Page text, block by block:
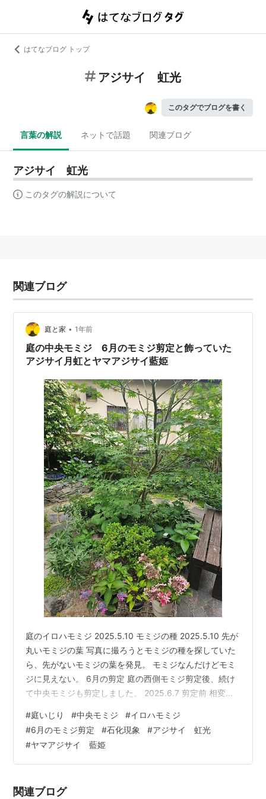
はてなブログ トップ
アジサイ 虹光
このタグでブログを書く
言葉の解説 ネットで話題 関連ブログ
アジサイ 虹光
このタグの解説について
関連ブログ
庭と家 • 1年前
庭の中央モミジ 6月のモミジ剪定と飾っていた
アジサイ月虹とヤマアジサイ藍姫
庭のイロハモミジ 2025.5.10 モミジの種 2025.5.10 先が
丸いモミジの葉 写真に撮ろうとモミジの種を探していた
ら、先がないモミジの葉を発見。 モミジなんだけどモミ
ジに見えない。 6月の剪定 庭の西側モミジ剪定後、続け
て中央モミジも剪定しました。 2025.6.7 剪定前 相変わ
どちらかと言うと中央モミジでよく見かけるのが、 通常
サイズのモミジの葉より2倍はある大きなモミジの葉で、
今年もあちこちで見つけました。 2025.6.7 下側が通常サ
イズのモミジの葉 よく起こる現象のようで、春に伸びた
#庭いじり #中央モミジ #イロハモミジ
#6月のモミジ剪定 #石化現象 #アジサイ 虹光
#ヤマアジサイ 藍姫
関連ブログ